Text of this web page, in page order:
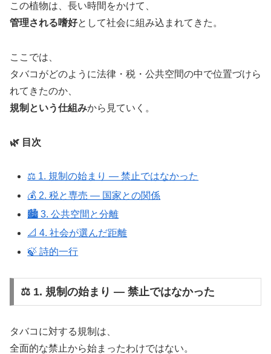
この植物は、長い時間をかけて、
管理される嗜好として社会に組み込まれてきた。
ここでは、
タバコがどのように法律・税・公共空間の中で位置づけら
れてきたのか、
規制という仕組みから見ていく。
🌿 目次
⚖️ 1. 規制の始まり ― 禁止ではなかった
💰 2. 税と専売 ― 国家との関係
🏙️ 3. 公共空間と分離
📐 4. 社会が選んだ距離
🍃 詩的一行
⚖️ 1. 規制の始まり ― 禁止ではなかった
タバコに対する規制は、
全面的な禁止から始まったわけではない。